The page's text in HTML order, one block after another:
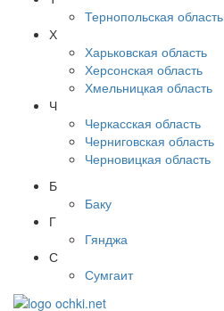
Тернопольская область
Х
Харьковская область
Херсонская область
Хмельницкая область
Ч
Черкасская область
Черниговская область
Черновицкая область
Б
Баку
Г
Гянджа
С
Сумгаит